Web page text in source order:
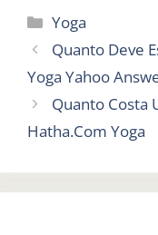
Categorie
Yoga
Quanto Deve
Yoga Yahoo
Quanto Costa
Hatha.Com Yoga